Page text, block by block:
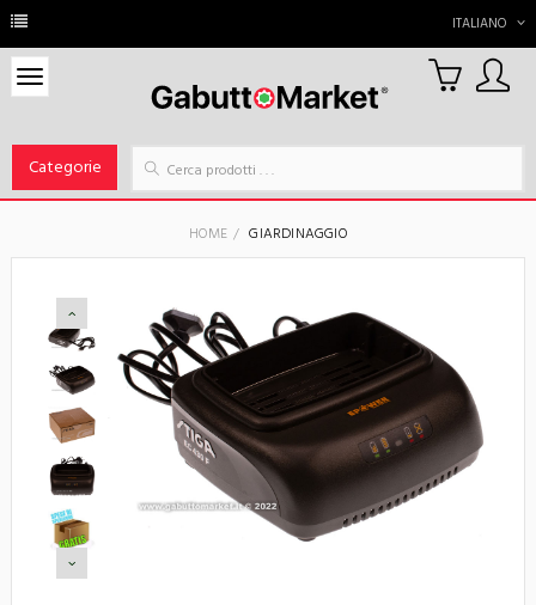
ITALIANO
Categorie
0
Carrello
HOME GIARDINAGGIO